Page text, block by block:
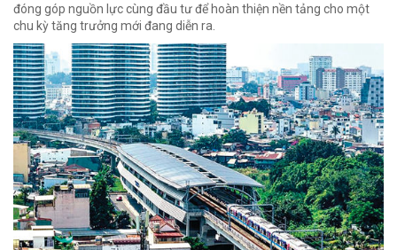
đóng góp nguồn lực cùng đầu tư để hoàn thiện nền tảng cho một
chu kỳ tăng trưởng mới đang diễn ra.